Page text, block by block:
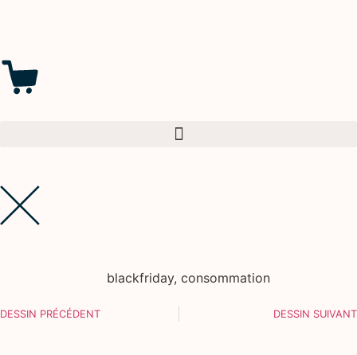
blackfriday, consommation
DESSIN PRÉCÉDENT DESSIN SUIVANT